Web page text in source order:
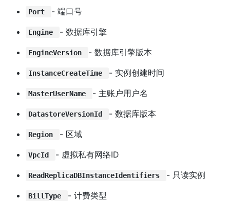
Port - 端口号
Engine - 数据库引擎
EngineVersion - 数据库引擎版本
InstanceCreateTime - 实例创建时间
MasterUserName - 主账户用户名
DatastoreVersionId - 数据库版本
Region - 区域
VpcId - 虚拟私有网络ID
ReadReplicaDBInstanceIdentifiers - 只读实例
BillType - 计费类型